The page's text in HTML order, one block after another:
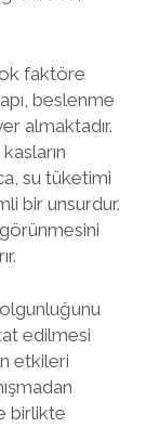
faktöre
beslenme
almaktadır.
su tüketimi
bir unsurdur.
edilmesi
etkileri
birlikte